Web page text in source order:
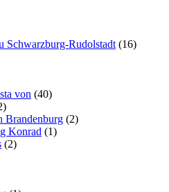
Schwarzburg-Rudolstadt (16)
von (40)
Brandenburg (2)
Konrad (1)
(2)